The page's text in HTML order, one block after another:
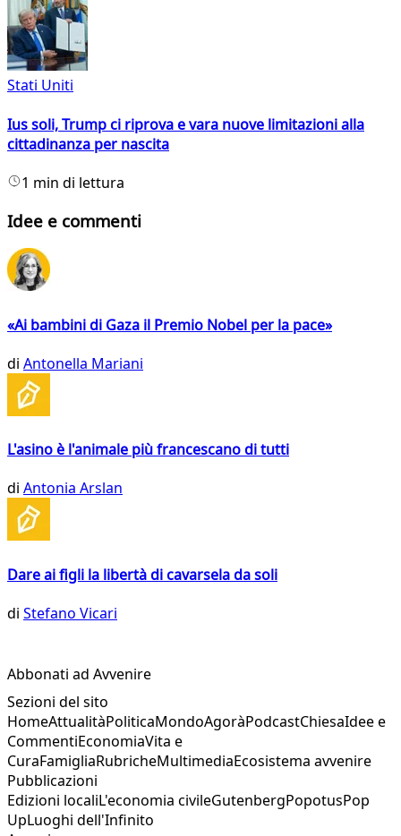
Stati Uniti
Ius soli, Trump ci riprova e vara nuove limitazioni alla
cittadinanza per nascita
1 min di lettura
Idee e commenti
«Ai bambini di Gaza il Premio Nobel per la pace»
di Antonella Mariani
L'asino è l'animale più francescano di tutti
di Antonia Arslan
Dare ai figli la libertà di cavarsela da soli
di Stefano Vicari
Abbonati ad Avvenire
Sezioni del sito
HomeAttualitàPoliticaMondoAgoràPodcastChiesaIdee e
CommentiEconomiaVita e
CuraFamigliaRubricheMultimediaEcosistema avvenire
Pubblicazioni
Edizioni localiL'economia civileGutenbergPopotusPop
UpLuoghi dell'Infinito